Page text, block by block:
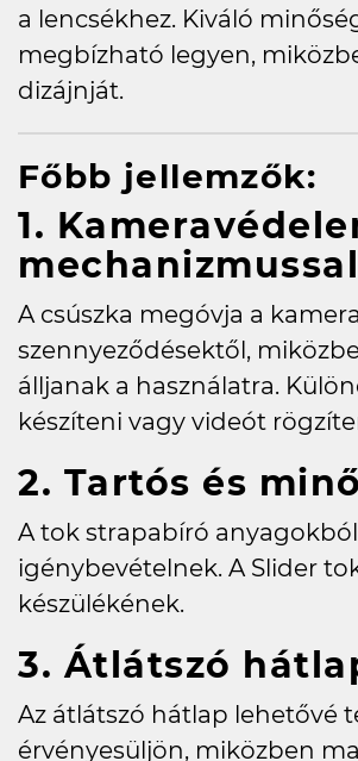
a lencsékhez. Kiváló
megbízható legyen,
dizájnját.
Főbb jellemzők:
1.
mechanizmussal
A csúszka megóvja a
szennyeződésektől,
álljanak a használatra.
készíteni vagy videót
2. Tartós és
A tok strapabíró
igénybevételnek. A Slider
készülékének.
3. Átlátszó
Az átlátszó hátlap lehetővé
érvényesüljön, miközben